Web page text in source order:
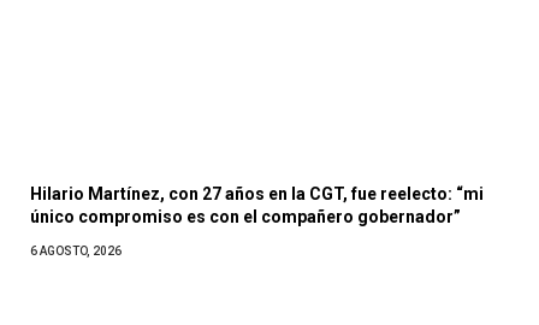
Hilario Martínez, con 27 años en la CGT, fue reelecto: “mi
único compromiso es con el compañero gobernador”
6 AGOSTO, 2026